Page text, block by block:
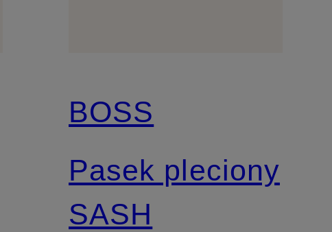
BOSS
Pasek pleciony
SASH